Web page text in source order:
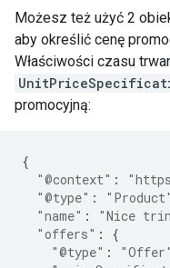
Możesz też użyć 2
aby określić cenę
Właściwości czasu
promocyjną:
{
"@context" :
"@type" : "Product"
"name" : "Nice
"offers" :
{
"@type" : "Offer"